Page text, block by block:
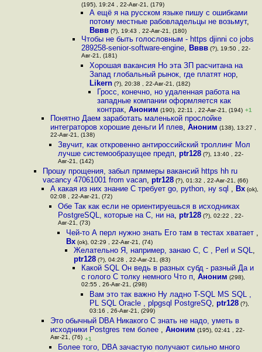
(195), 19:24 , 22-Авг-21, (179)
А ещё я на русском языке пишу с ошибками
потому местные рабовладельцы не возьмут,
Вввв(?), 19:43 , 22-Авг-21, (180)
Чтобы не быть голословным - https djinni co jobs
289258-senior-software-engine, Вввв (?), 19:50 , 22-
Авг-21, (181)
Хорошая вакансия Но эта ЗП расчитана на
Запад глобальный рынок, где платят нор,
Likern(?), 20:38 , 22-Авг-21, (182)
Гросс, конечно, но удаленная работа на
западные компании оформляется как
контрак, Аноним (190), 22:11 , 22-Авг-21, (194) +1
Понятно Даем заработать маленькой прослойке
интеграторов хорошие деньги И плев, Аноним (138), 13:27 ,
22-Авг-21, (138)
Звучит, как откровенно антироссийский троллинг Мол
лучше системообразущее предп,ptr128 (?), 13:40 , 22-
Авг-21, (142)
Прошу прощения, забыл прммеры вакансий https hh ru
vacancy 47061001 from vacan, ptr128(?), 01:32 , 22-Авг-21, (66)
А какая из них знание С требует go, python, ну sql , Bx(ok),
02:08 , 22-Авг-21, (72)
Обе Так как если не ориентируешься в исходниках
PostgreSQL, которые на С, ни на,ptr128 (?), 02:22 , 22-
Авг-21, (73)
Чей-то А перл нужно знать Его там в тестах хватает ,
Bx(ok), 02:29 , 22-Авг-21, (74)
Желательно Я, например, занаю С, С , Perl и SQL,
ptr128(?), 04:28 , 22-Авг-21, (83)
Какой SQL Он ведь в разных субд - разный Да и
с голого C толку немного Что п,Аноним (298),
02:55 , 26-Авг-21, (298)
Вам это так важно Ну ладно T-SQL MS SQL ,
PL SQL Oracle , plpgsql PostgreSQ, ptr128(?),
03:16 , 26-Авг-21, (299)
Это обычный DBA Никакого С знать не надо, уметь в
исходники Postgres тем более , Аноним (195), 02:41 , 22-
Авг-21, (76) +1
Более того, DBA зачастую получают сильно много